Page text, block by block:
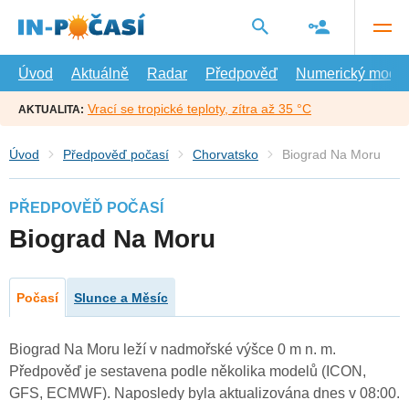
hlavní
Úvod
Aktuálně Radar Předpověď Numerický model
AKTUALITA: Vrací se tropické teploty, zítra až 35 °C
Úvod Předpověď počasí Chorvatsko Biograd Na Moru
PŘEDPOVĚĎ POČASÍ
Biograd Na Moru
Počasí Slunce a Měsíc
Biograd Na Moru leží v nadmořské výšce 0 m n. m.
Předpověď je sestavena podle několika modelů (ICON,
GFS, ECMWF). Naposledy byla aktualizována dnes v 08:00.